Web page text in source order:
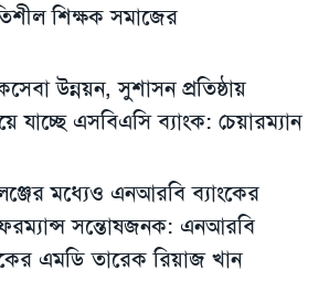
শিক্ষক সমাজের
উন্নয়ন, সুশাসন প্রতিষ্ঠায়
যাচ্ছে এসবিএসি ব্যাংক: চেয়ারম্যান
মধ্যেও এনআরবি ব্যাংকের
সন্তোষজনক: এনআরবি
এমডি তারেক রিয়াজ খান